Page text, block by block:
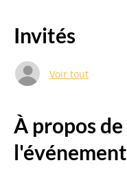
Invités
Voir tout
À propos de
l'événement